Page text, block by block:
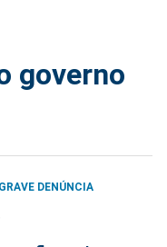
governo
DENÚNCIA